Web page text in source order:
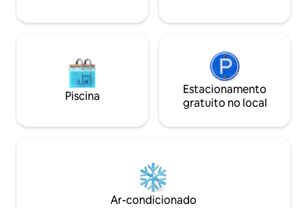
Piscina
Estacionamento
gratuito no local
Ar-condicionado